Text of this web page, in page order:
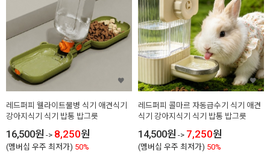
레드퍼피 웰라이트물병 식기 애견식기
강아지식기 식기 밥통 밥그릇
16,500원 -> 8,250원
(멤버십 우주 최저가) 50%
레드퍼피 콜마르 자동급수기 식기 애견
식기 강아지식기 식기 밥통 밥그릇
14,500원 -> 7,250원
(멤버십 우주 최저가) 50%